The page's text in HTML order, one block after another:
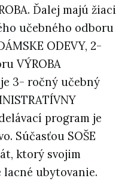
Ďalej majú žiaci
učebného odboru
ODEVY, 2-
VÝROBA
3- ročný učebný
program je
Súčasťou SOŠE
ktorý svojim
lacné ubytovanie.